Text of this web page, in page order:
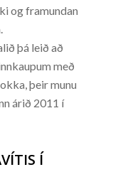
og framundan
þá leið að
með
þeir munu
árið 2011 í
Í